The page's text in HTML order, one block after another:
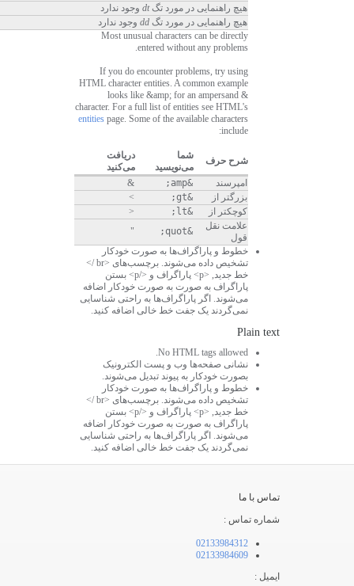
هیچ راهنمایی در مورد تگdt وجود ندارد
هیچ راهنمایی در مورد تگ dd وجود ندارد
Most unusual characters can be directly
entered without any problems.
If you do encounter problems, try using
HTML character entities. A common example
looks like &amp; for an ampersand &
character. For a full list of entities see HTML's
entities page. Some of the available characters
include:
شرح حرف
شما
می‌نویسید
دریافت
می‌کنید
امپرسند
&amp;
&
بزرگتر از
&gt;
>
کوچکتر از
&lt;
<
علامت نقل
قول
&quot;
"
خطوط و پاراگراف‌ها به صورت خودکار
تشخیص داده می‌شوند. برچسب‌های <br />
خط جدید, <p> پاراگراف و </p> بستن
پاراگراف به صورت به صورت خودکار اضافه
می‌شوند. اگر پاراگراف‌ها به راحتی شناسایی
نمی‌گردند یک جفت خط خالی اضافه کنید.
Plain text
No HTML tags allowed.
نشانی صفحه‌ها وب و پست الکترونیک
بصورت خودکار به پیوند تبدیل می‌شوند.
خطوط و پاراگراف‌ها به صورت خودکار
تشخیص داده می‌شوند. برچسب‌های <br />
خط جدید, <p> پاراگراف و </p> بستن
پاراگراف به صورت به صورت خودکار اضافه
می‌شوند. اگر پاراگراف‌ها به راحتی شناسایی
نمی‌گردند یک جفت خط خالی اضافه کنید.
تماس با ما
شماره تماس :
02133984312
02133984609
ایمیل :